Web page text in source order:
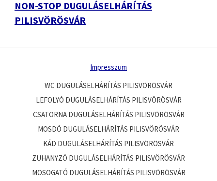
NON-STOP DUGULÁSELHÁRÍTÁS
PILISVÖRÖSVÁR
Impresszum
WC DUGULÁSELHÁRÍTÁS PILISVÖRÖSVÁR
LEFOLYÓ DUGULÁSELHÁRÍTÁS PILISVÖRÖSVÁR
CSATORNA DUGULÁSELHÁRÍTÁS PILISVÖRÖSVÁR
MOSDÓ DUGULÁSELHÁRÍTÁS PILISVÖRÖSVÁR
KÁD DUGULÁSELHÁRÍTÁS PILISVÖRÖSVÁR
ZUHANYZÓ DUGULÁSELHÁRÍTÁS PILISVÖRÖSVÁR
MOSOGATÓ DUGULÁSELHÁRÍTÁS PILISVÖRÖSVÁR